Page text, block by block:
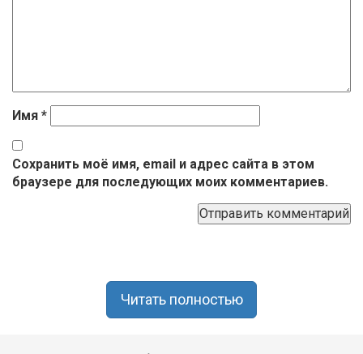
Имя *
Сохранить моё имя, email и адрес сайта в этом
браузере для последующих моих комментариев.
Читать полностью